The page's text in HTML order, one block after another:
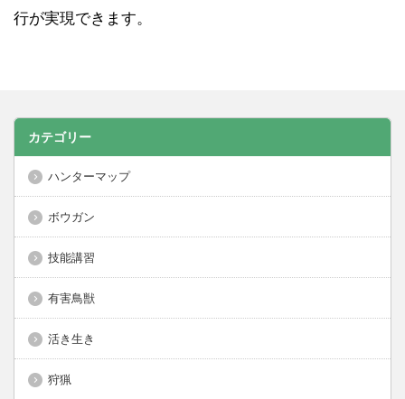
行が実現できます。
カテゴリー
ハンターマップ
ボウガン
技能講習
有害鳥獣
活き生き
狩猟